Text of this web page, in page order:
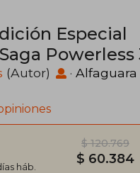
Especial
Powerless
(Autor) · Alfaguara
háb.
$ 120.769
$ 60.384